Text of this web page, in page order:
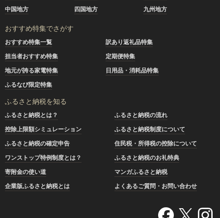
中国地方
四国地方 九州地方
おすすめ特集でさがす
おすすめ特集一覧
訳あり返礼品特集
担当者おすすめ特集
定期便特集
地元が誇る家電特集
日用品・消耗品特集
ふるなび限定特集
ふるさと納税を知る
ふるさと納税とは？
ふるさと納税の流れ
控除上限額シミュレーション
ふるさと納税制度について
ふるさと納税の確定申告
住民税・所得税の控除について
ワンストップ特例制度とは？
ふるさと納税のお礼特典
寄附金の使い道
マンガふるさと納税
企業版ふるさと納税とは
よくあるご質問・お問い合わせ